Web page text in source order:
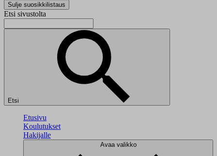
Sulje suosikkilistaus
Etsi sivustolta
Etsi
Etusivu
Koulutukset
Hakijalle
Avaa valikko